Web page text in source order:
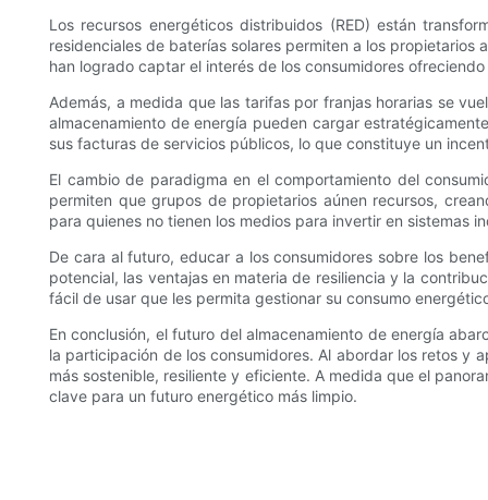
Los recursos energéticos distribuidos (RED) están
residenciales de baterías solares permiten a los
han logrado captar el interés de los consumidores
Además, a medida que las tarifas por franjas horarias se
almacenamiento de energía pueden cargar
sus facturas de servicios públicos, lo que constituye un
El cambio de paradigma en el comportamiento del
permiten que grupos de propietarios aúnen recursos,
para quienes no tienen los medios para invertir en sistemas
De cara al futuro, educar a los consumidores sobre los
potencial, las ventajas en materia de resiliencia y la
fácil de usar que les permita gestionar su consumo
En conclusión, el futuro del almacenamiento de energía
la participación de los consumidores. Al abordar los retos y
más sostenible, resiliente y eficiente. A medida que el
clave para un futuro energético más limpio.